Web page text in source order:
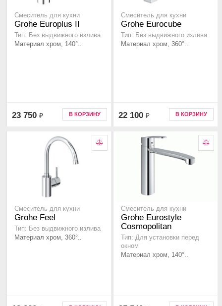
Смеситель для кухни
Grohe Europlus II
Тип: Без выдвижного излива
Материал хром, 140°..
23 750 ₽ В КОРЗИНУ
Смеситель для кухни
Grohe Eurocube
Тип: Без выдвижного излива
Материал хром, 360°..
22 100 ₽ В КОРЗИНУ
Смеситель для кухни
Grohe Feel
Тип: Без выдвижного излива
Материал хром, 360°..
Смеситель для кухни
Grohe Eurostyle
Cosmopolitan
Тип: Для установки перед
окном
Материал хром, 140°..